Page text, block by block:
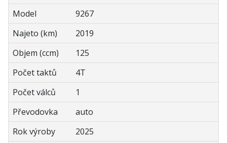
Model
9267
Najeto (km)
2019
Objem (ccm)
125
Počet taktů
4T
Počet válců
1
Převodovka
auto
Rok výroby
2025